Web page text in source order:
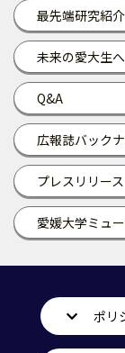
最先端研究紹
未来の愛大生へ
Q&A
広報誌バック
プレスリリース
愛媛大学ミュ
ポリ